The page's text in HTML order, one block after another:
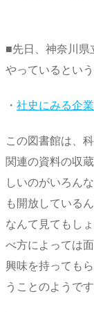
■先日、神奈川県
やっているとい
・ 社史にみる企
この図書館は、
関連の資料の収
しいのがいろん
も開放している
なんて見てもし
べ方によっては
興味を持っても
うことのようです